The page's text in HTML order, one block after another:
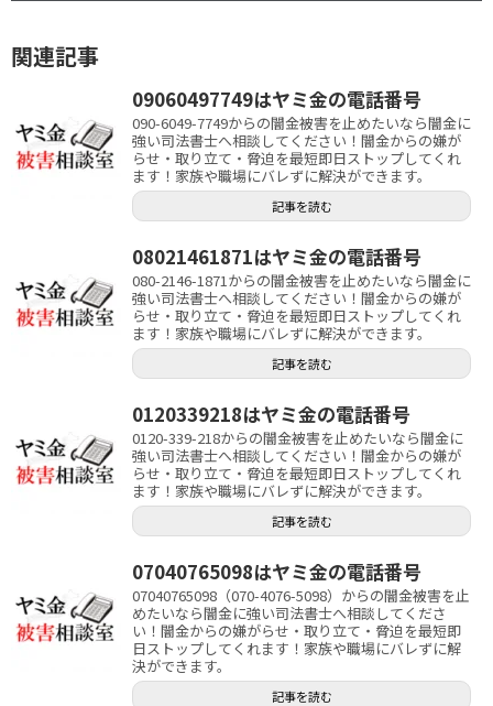
関連記事
09060497749はヤミ金の電話番号
090-6049-7749からの闇金被害を止めたいなら闇金に
強い司法書士へ相談してください！闇金からの嫌が
らせ・取り立て・脅迫を最短即日ストップしてくれ
ます！家族や職場にバレずに解決ができます。
記事を読む
08021461871はヤミ金の電話番号
080-2146-1871からの闇金被害を止めたいなら闇金に
強い司法書士へ相談してください！闇金からの嫌が
らせ・取り立て・脅迫を最短即日ストップしてくれ
ます！家族や職場にバレずに解決ができます。
記事を読む
0120339218はヤミ金の電話番号
0120-339-218からの闇金被害を止めたいなら闇金に
強い司法書士へ相談してください！闇金からの嫌が
らせ・取り立て・脅迫を最短即日ストップしてくれ
ます！家族や職場にバレずに解決ができます。
記事を読む
07040765098はヤミ金の電話番号
07040765098（070-4076-5098）からの闇金被害を止
めたいなら闇金に強い司法書士へ相談してくださ
い！闇金からの嫌がらせ・取り立て・脅迫を最短即
日ストップしてくれます！家族や職場にバレずに解
決ができます。
記事を読む